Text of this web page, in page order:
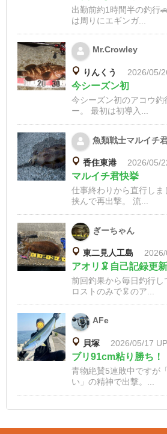
出勤前約1時間半の釣行
は周りにエギンガ...
Mr.Crowley
りんくう 2026/05/
今シーズン初
今シーズン初のアコウ釣
ー。 最初は初導入...
魚類戦士マルイチ
香住東港 2026/05/
マルイチ君快挙
仕事終わりから直行し
挟んで再出撃。 流...
ぎーちゃん
東二見人工島 2026/
アオリ🦑自己記録更
前回釣果から毎日釣行
ロストのみで🦑のア...
AFe
貝塚 2026/05/17
ブリ91cm粘り勝ち！
青物絶賛5連敗中ですが
い」の精神で出撃。...